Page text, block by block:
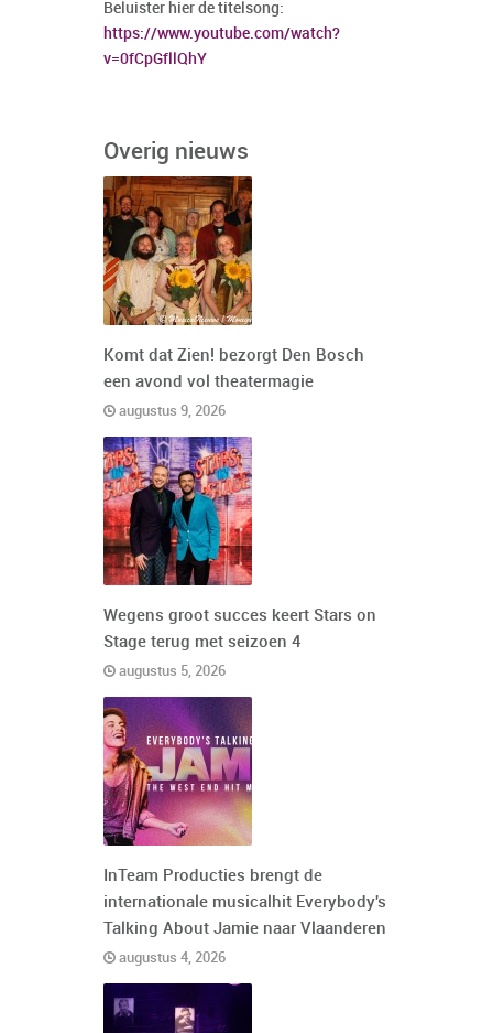
Beluister hier de titelsong:
https://www.youtube.com/watch?
v=0fCpGfllQhY
Overig nieuws
Komt dat Zien! bezorgt Den Bosch
een avond vol theatermagie
augustus 9, 2026
Wegens groot succes keert Stars on
Stage terug met seizoen 4
augustus 5, 2026
InTeam Producties brengt de
internationale musicalhit Everybody's
Talking About Jamie naar Vlaanderen
augustus 4, 2026